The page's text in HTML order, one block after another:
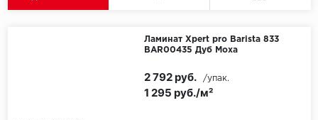
Ламинат Xpert pro Barista 833
BAR00435 Дуб Моха
1 295 руб./м²
2 792 руб. /упак.